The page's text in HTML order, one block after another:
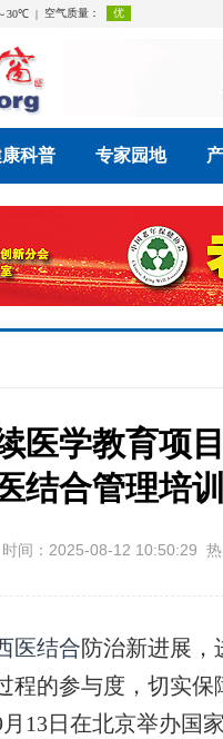
科普 专家园地
医学教育项
结合管理培
间：2025-08-12 10:50:29
医结合防治新进展，
程的参与度，切实
13日在北京举办国